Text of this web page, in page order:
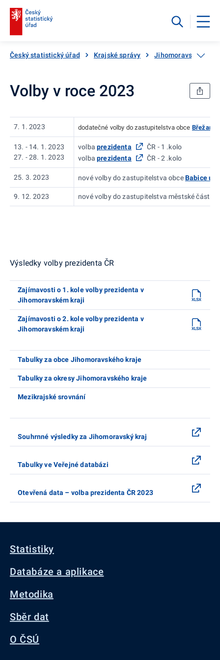
Český statistický úřad Krajské správy Jihomoravský kraj
Volby v roce 2023
7. 1. 2023 dodatečné volby do zastupitelstva obce Břežany
13. - 14. 1. 2023
27. - 28. 1. 2023
volbaprezidenta
ČR - 1 .kolo
volbaprezidenta ČR - 2 .kolo
25. 3. 2023 nové volby do zastupitelstva obceBabice u
9. 12. 2023 nové volby do zastupitelstva městské části
Výsledky volby prezidenta ČR
Zajímavosti o 1. kole volby prezidenta v
Jihomoravském kraji
Zajímavosti o 2. kole volby prezidenta v
Jihomoravském kraji
Tabulky za obce Jihomoravského kraje
Tabulky za okresy Jihomoravského kraje
Mezikrajské srovnání
Souhrnné výsledky za Jihomoravský kraj
Tabulky ve Veřejné databázi
Otevřená data – volba prezidenta ČR 2023
Statistiky
Databáze a aplikace
Metodika
Sběr dat
O ČSÚ